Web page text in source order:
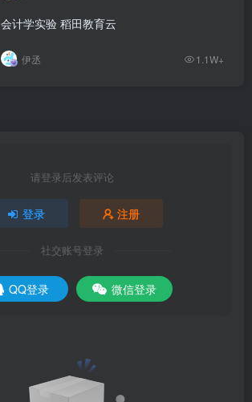
会计学实验 稻田教育云
伊丞 1.1W+
请登录后发表评论
登录 注册
社交账号登录
QQ登录 微信登录